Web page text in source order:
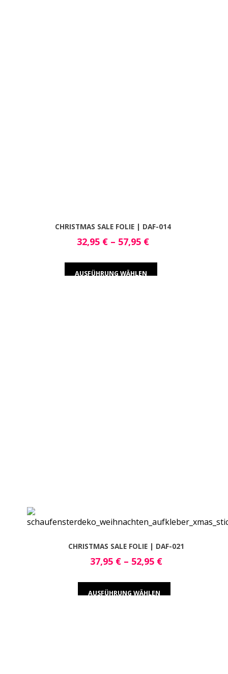
CHRISTMAS SALE FOLIE | DAF-014
32,95 €– 57,95 €
AUSFÜHRUNG WÄHLEN
CHRISTMAS SALE FOLIE | DAF-021
37,95 €– 52,95 €
AUSFÜHRUNG WÄHLEN